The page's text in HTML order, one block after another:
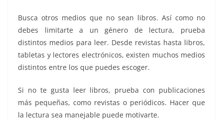
Busca otros medios que no sean libros. Así como no
debes limitarte a un género de lectura, prueba
distintos medios para leer. Desde revistas hasta libros,
tabletas y lectores electrónicos, existen muchos medios
distintos entre los que puedes escoger.
Si no te gusta leer libros, prueba con publicaciones
más pequeñas, como revistas o periódicos. Hacer que
la lectura sea manejable puede motivarte.